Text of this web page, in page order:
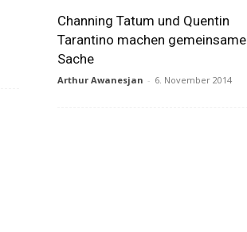
Channing Tatum und Quentin
Tarantino machen gemeinsame
Sache
Arthur Awanesjan - 6. November 2014